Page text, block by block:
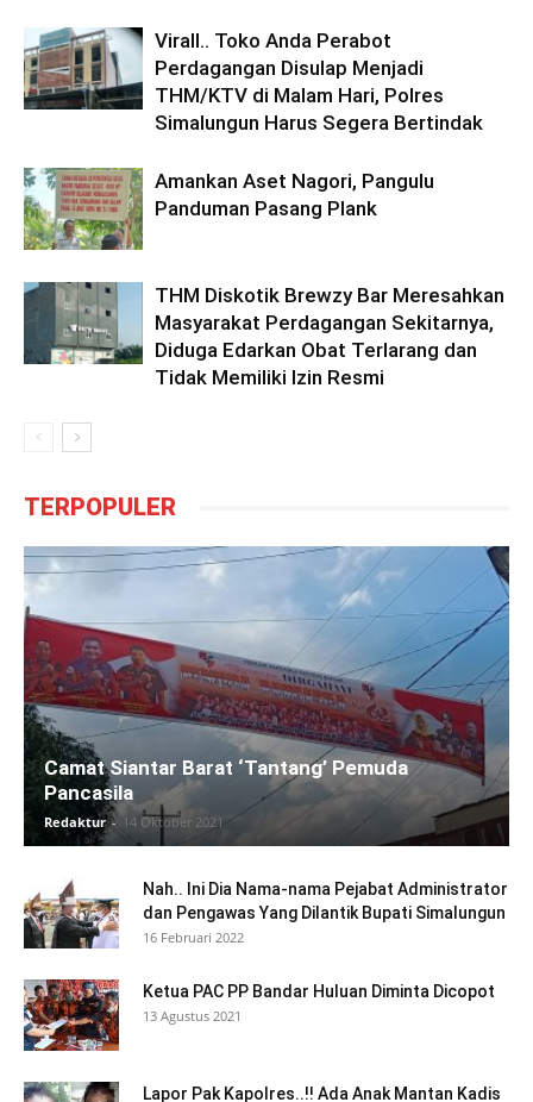
Virall.. Toko Anda Perabot
Perdagangan Disulap Menjadi
THM/KTV di Malam Hari, Polres
Simalungun Harus Segera Bertindak
Amankan Aset Nagori, Pangulu
Panduman Pasang Plank
THM Diskotik Brewzy Bar Meresahkan
Masyarakat Perdagangan Sekitarnya,
Diduga Edarkan Obat Terlarang dan
Tidak Memiliki Izin Resmi
TERPOPULER
Camat Siantar Barat ‘Tantang’ Pemuda
Pancasila
Redaktur - 14 Oktober 2021
Nah.. Ini Dia Nama-nama Pejabat Administrator
dan Pengawas Yang Dilantik Bupati Simalungun
16 Februari 2022
Ketua PAC PP Bandar Huluan Diminta Dicopot
13 Agustus 2021
Lapor Pak Kapolres..!! Ada Anak Mantan Kadis